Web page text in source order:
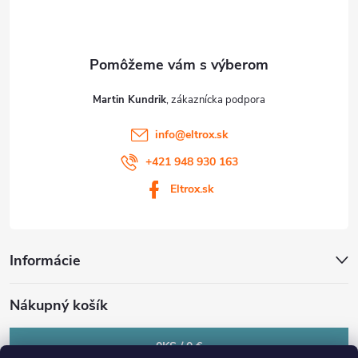
Martin Kundrik
info@eltrox.sk
+421 948 930 163
Eltrox.sk
Informácie
Nákupný košík
0KS /0 €